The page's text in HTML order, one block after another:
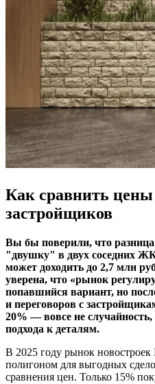
Как сравнить цены
застройщиков
Вы бы поверили, что
"двушку" в двух соседних
может доходить до 2,7 млн
уверена, что «рынок
попавшийся вариант, но
и переговоров с
20% — вовсе не случайность,
подхода к деталям.
В 2025 году рынок
полигоном для выгодных
сравнения цен. Только 15%